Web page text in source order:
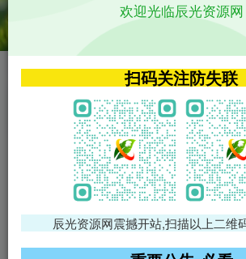
VIP特权介绍
VIP特权介绍
火
VIP特权介绍
免费领支付宝红包
腾讯轻量4
欢迎光临辰光资源网
扫码关注防失联
辰光资源网震撼开站,扫描以上二维